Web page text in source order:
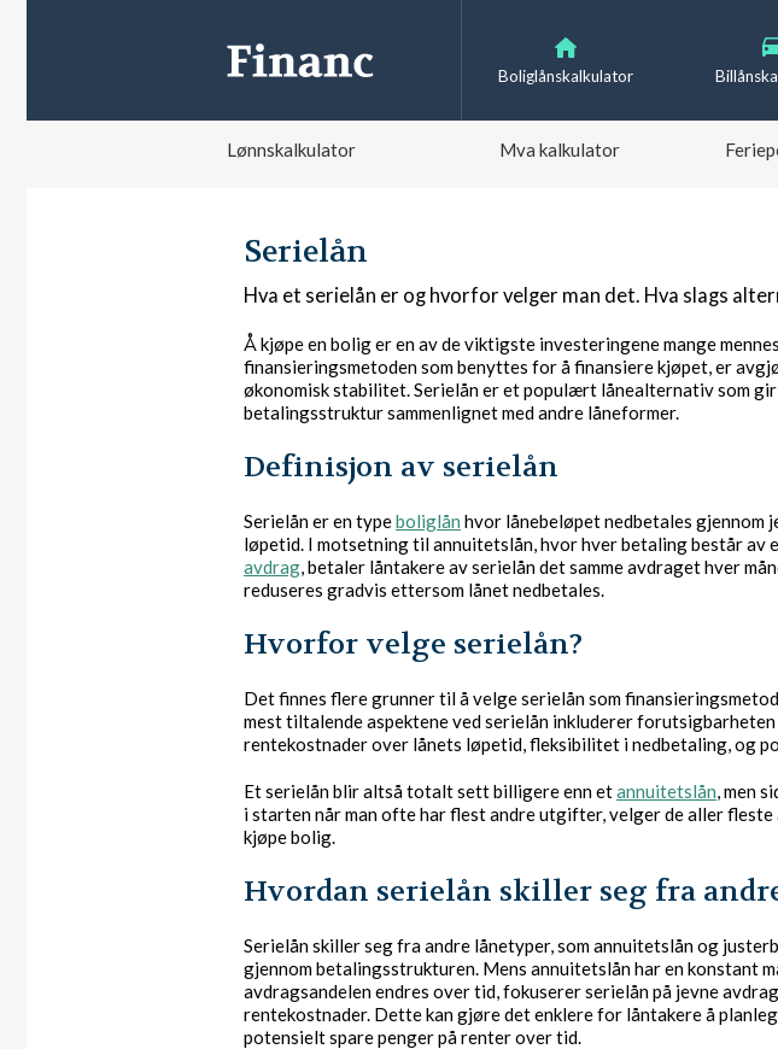
Boliglånskalkulator
Lønnskalkulator Mva kalkulator
Serielån
Hva et serielån er og hvorfor velger man det. Hva slags
Å kjøpe en bolig er en av de viktigste investeringene mange
finansieringsmetoden som benyttes for å finansiere kjøpet, er
økonomisk stabilitet. Serielån er et populært lånealternativ som
betalingsstruktur sammenlignet med andre låneformer.
Definisjon av serielån
Serielån er en typeboliglån hvor lånebeløpet nedbetales gjennom
løpetid. I motsetning til annuitetslån, hvor hver betaling består av
avdrag, betaler låntakere av serielån det samme avdraget hver
reduseres gradvis ettersom lånet nedbetales.
Hvorfor velge serielån?
Det finnes flere grunner til å velge serielån som
mest tiltalende aspektene ved serielån inkluderer
rentekostnader over lånets løpetid, fleksibilitet i nedbetaling, og
Et serielån blir altså totalt sett billigere enn etannuitetslån, men
i starten når man ofte har flest andre utgifter, velger de aller fleste
kjøpe bolig.
Hvordan serielån skiller seg fra
Serielån skiller seg fra andre lånetyper, som annuitetslån og
gjennom betalingsstrukturen. Mens annuitetslån har en konstant
avdragsandelen endres over tid, fokuserer serielån på jevne
rentekostnader. Dette kan gjøre det enklere for låntakere å
potensielt spare penger på renter over tid.